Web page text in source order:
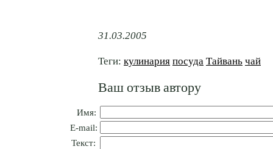
31.03.2005
Теги: кулинария посуда Тайвань чай
Ваш отзыв автору
Имя:
E-mail:
Текст: